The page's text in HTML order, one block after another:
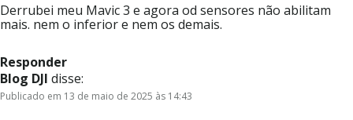
Derrubei meu Mavic 3 e agora od sensores não abilitam
mais. nem o inferior e nem os demais.
Responder
Blog DJI disse:
Publicado em 13 de maio de 2025 às 14:43